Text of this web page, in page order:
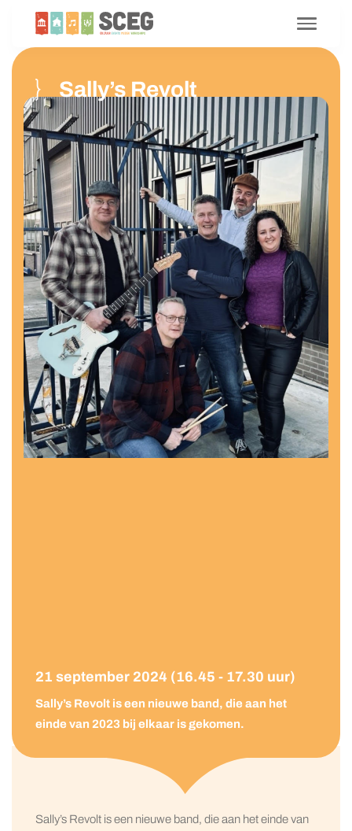
Sally’s Revolt
21 september 2024 (16.45 - 17.30 uur)
Sally’s Revolt is een nieuwe band, die aan het
einde van 2023 bij elkaar is gekomen.
Sally’s Revolt is een nieuwe band, die aan het einde van